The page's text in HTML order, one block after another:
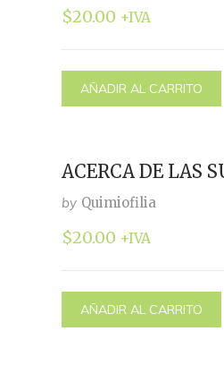
$20.00 +IVA
AÑADIR AL CARRITO
ACERCA DE LAS
by Quimiofilia
$20.00 +IVA
AÑADIR AL CARRITO